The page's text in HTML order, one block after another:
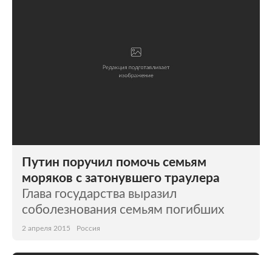
Путин поручил помочь семьям
моряков с затонувшего траулера
Глава государства выразил
соболезнования семьям погибших
2 апреля 2015 Россия